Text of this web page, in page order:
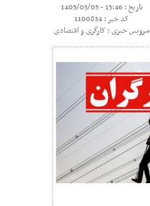
تاریخ : 15:46 - 1405/03/05
کد خبر : 1100834
سرویس خبری : کارگری و اقتصادی